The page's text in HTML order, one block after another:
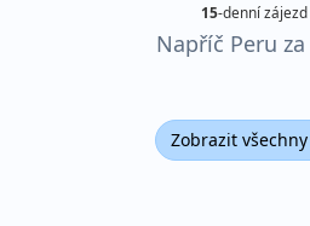
15-denní zájezd
Napříč Peru
Zobrazit